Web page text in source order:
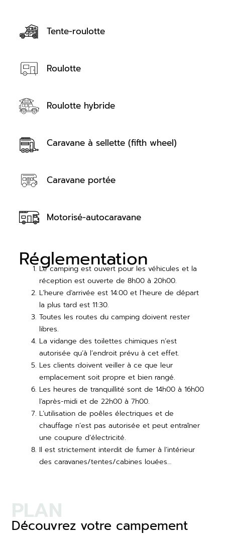
Tente-roulotte
Roulotte
Roulotte hybride
Caravane à sellette (fifth wheel)
Caravane portée
Motorisé-autocaravane
Réglementation
Le camping est ouvert pour les véhicules et la
réception est ouverte de 8h00 à 20h00.
L’heure d’arrivée est 14:00 et l’heure de départ
la plus tard est 11:30.
Toutes les routes du camping doivent rester
libres.
La vidange des toilettes chimiques n’est
autorisée qu’à l’endroit prévu à cet effet.
Les clients doivent veiller à ce que leur
emplacement soit propre et bien rangé.
Les heures de tranquillité sont de 14h00 à 16h00
l’après-midi et de 22h00 à 7h00.
L’utilisation de poêles électriques et de
chauffage n’est pas autorisée et peut entraîner
une coupure d’électricité.
Il est strictement interdit de fumer à l’intérieur
des caravanes/tentes/cabines louées…
PLAN
Découvrez votre campement